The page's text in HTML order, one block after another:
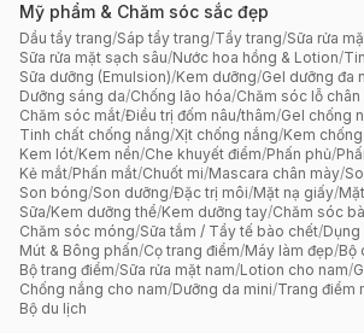
Mỹ phẩm & Chăm sóc sắc đẹp
Dầu tẩy trang/Sáp tẩy trang/Tẩy trang/Sữa rửa
Sữa rửa mặt sạch sâu/Nước hoa hồng & Lotion/
Sữa dưỡng (Emulsion)/Kem dưỡng/Gel dưỡng đa
Dưỡng sáng da/Chống lão hóa/Chăm sóc lỗ chân
Chăm sóc mắt/Điều trị đốm nâu/thâm/Gel chống
Tinh chất chống nắng/Xịt chống nắng/Kem
Kem lót/Kem nền/Che khuyết điểm/Phấn phủ/
Kẻ mắt/Phấn mắt/Chuốt mi/Mascara chân mày/
Son bóng/Son dưỡng/Đặc trị môi/Mặt nạ giấy/
Sữa/Kem dưỡng thể/Kem dưỡng tay/Chăm sóc
Chăm sóc móng/Sữa tắm / Tẩy tế bào chết/Dụng
Mút & Bông phấn/Cọ trang điểm/Máy làm đẹp/Bộ
Bộ trang điểm/Sữa rửa mặt nam/Lotion cho nam/
Chống nắng cho nam/Dưỡng da mini/Trang điểm
Bộ du lịch